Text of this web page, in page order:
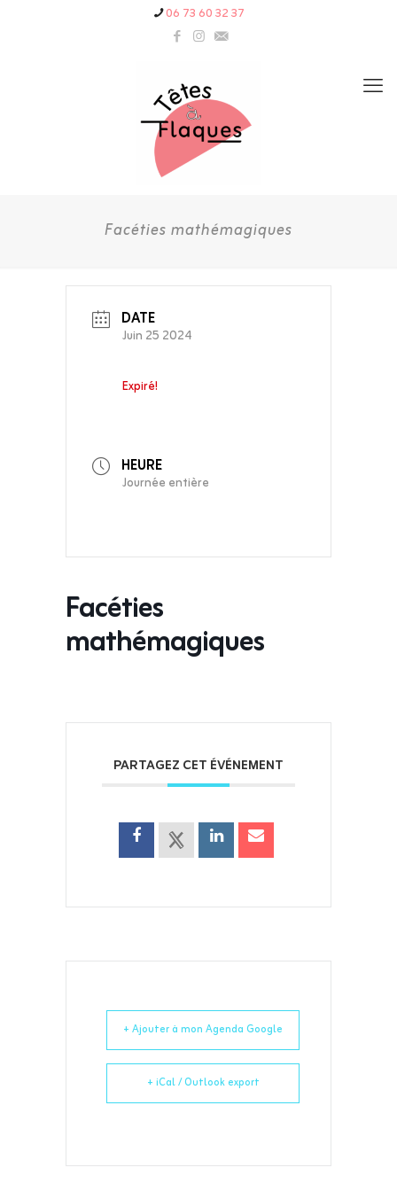
06 73 60 32 37
Facéties mathémagiques
DATE
Juin 25 2024
Expiré!
HEURE
Journée entière
Facéties
mathémagiques
PARTAGEZ CET ÉVÉNEMENT
+ Ajouter à mon Agenda Google
+ iCal / Outlook export